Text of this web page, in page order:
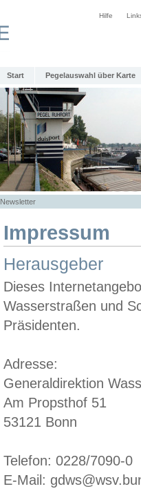
Hilfe
Start Pegelauswahl über Karte
Newsletter
Impressum
Herausgeber
Dieses
Wasserstraßen und
Präsidenten.
Adresse:
Generaldirektion
Am Propsthof 51
53121 Bonn
Telefon: 0228/7090-0
E-Mail: